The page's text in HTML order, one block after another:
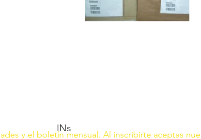
y el boletín mensual. Al inscribirte aceptas
INs